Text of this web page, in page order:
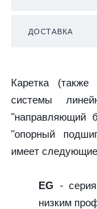
ДОСТАВКА
Каретка (также
системы
"направляющий
"опорный
имеет
EG -
низким